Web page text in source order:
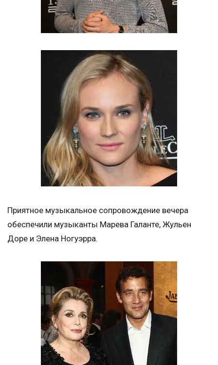
Приятное музыкальное сопровождение вечера
обеспечили музыканты Марева Галанте, Жульен
Доре и Элена Ногуэрра.